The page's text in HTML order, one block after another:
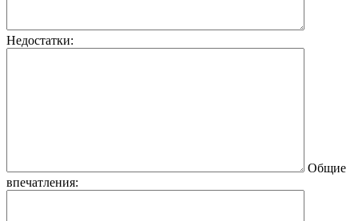
Недостатки:
Общие
впечатления: